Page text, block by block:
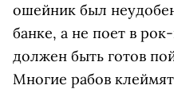
ошейник был
банке, а не поет в
должен быть готов
Многие рабов